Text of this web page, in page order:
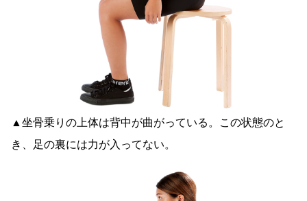
▲坐骨乗りの上体は背中が曲がっている。この状態のと
き、足の裏には力が入ってない。